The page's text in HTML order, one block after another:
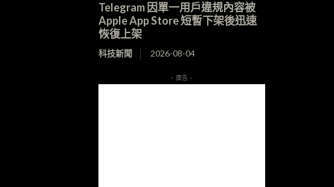
Telegram 因單一用戶違規內容被
Apple App Store 短暫下架後迅速
恢復上架
科技新聞 2026-08-04
- 廣告 -